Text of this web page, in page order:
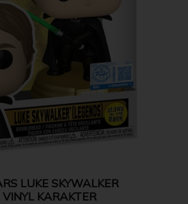
LUKE SKYWALKER
VINYL KARAKTER